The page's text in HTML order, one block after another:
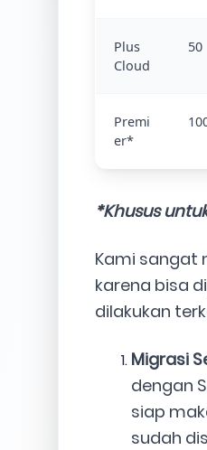
Plus
Cloud
50
Premi
er*
*Khusus
Kami sangat
karena bisa
dilakukan
Migrasi
dengan
siap
sudah